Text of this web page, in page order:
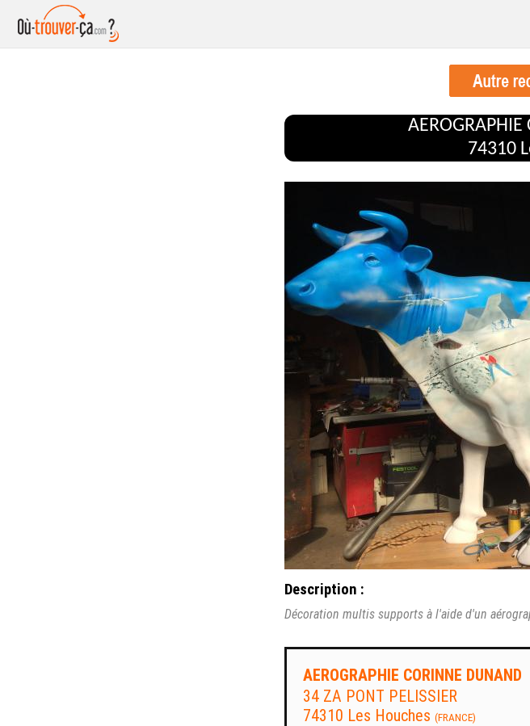
74310
Description :
Décoration multis supports à l'aide d'un
AEROGRAPHIE CORINNE DUNAND
34 ZA PONT PELISSIER
74310 Les Houches (FRANCE)